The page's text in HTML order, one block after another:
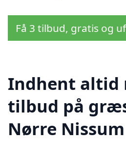
Få 3 tilbud, gratis og
Indhent altid
tilbud på
Nørre Nissum